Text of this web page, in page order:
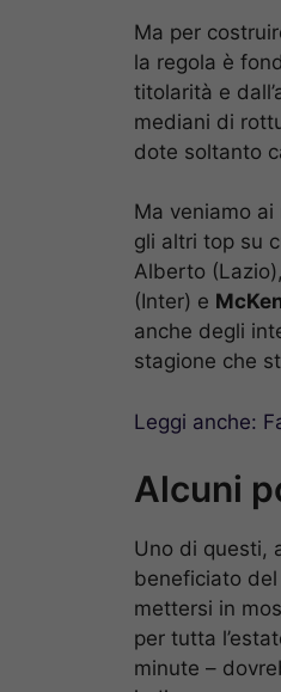
Ma per
la regola è
titolarità e
mediani di
dote soltanto
Ma veniamo
gli altri top su
Alberto (Lazio),
(Inter) e
anche degli
stagione che
Leggi anche:
Alcuni
Uno di questi,
beneficiato
mettersi in
per tutta
minute –